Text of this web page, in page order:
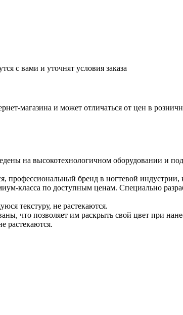
с вами и уточнят условия заказа
магазина и может отличаться от цен в
на высокотехнологичном оборудовании и
профессиональный бренд в ногтевой индустрии,
класса по доступным ценам. Специально
текстуру, не растекаются.
что позволяет им раскрыть свой цвет при
растекаются.